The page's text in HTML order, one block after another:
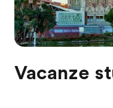
Vacanze